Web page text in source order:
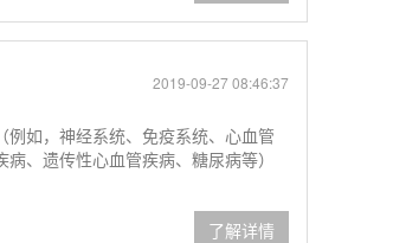
2019-09-27 08:46:37
如，神经系统、免疫系统、心血管
、遗传性心血管疾病、糖尿病等）
了解详情